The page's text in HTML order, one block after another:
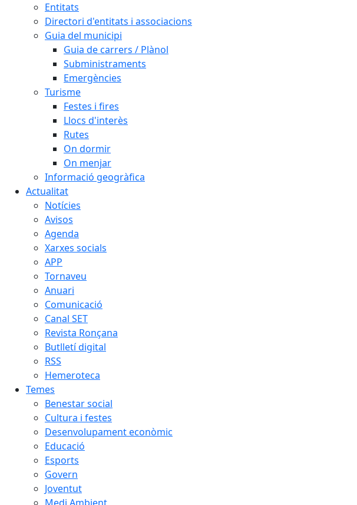
Entitats
Directori d'entitats i associacions
Guia del municipi
Guia de carrers / Plànol
Subministraments
Emergències
Turisme
Festes i fires
Llocs d'interès
Rutes
On dormir
On menjar
Informació geogràfica
Actualitat
Notícies
Avisos
Agenda
Xarxes socials
APP
Tornaveu
Anuari
Comunicació
Canal SET
Revista Ronçana
Butlletí digital
RSS
Hemeroteca
Temes
Benestar social
Cultura i festes
Desenvolupament econòmic
Educació
Esports
Govern
Joventut